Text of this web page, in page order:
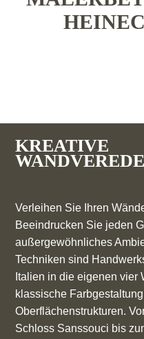
KREATIVE
Verleihen Sie Ihren
Beeindrucken Sie jeden
außergewöhnliches
Techniken sind
Italien in die eigenen vier
klassische
Oberflächenstrukturen.
Schloss Sanssouci bis